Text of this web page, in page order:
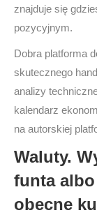
znajduje się
pozycyjnym.
Dobra platforma
skutecznego
analizy
kalendarz
na autorskiej
Waluty.
funta
obecne